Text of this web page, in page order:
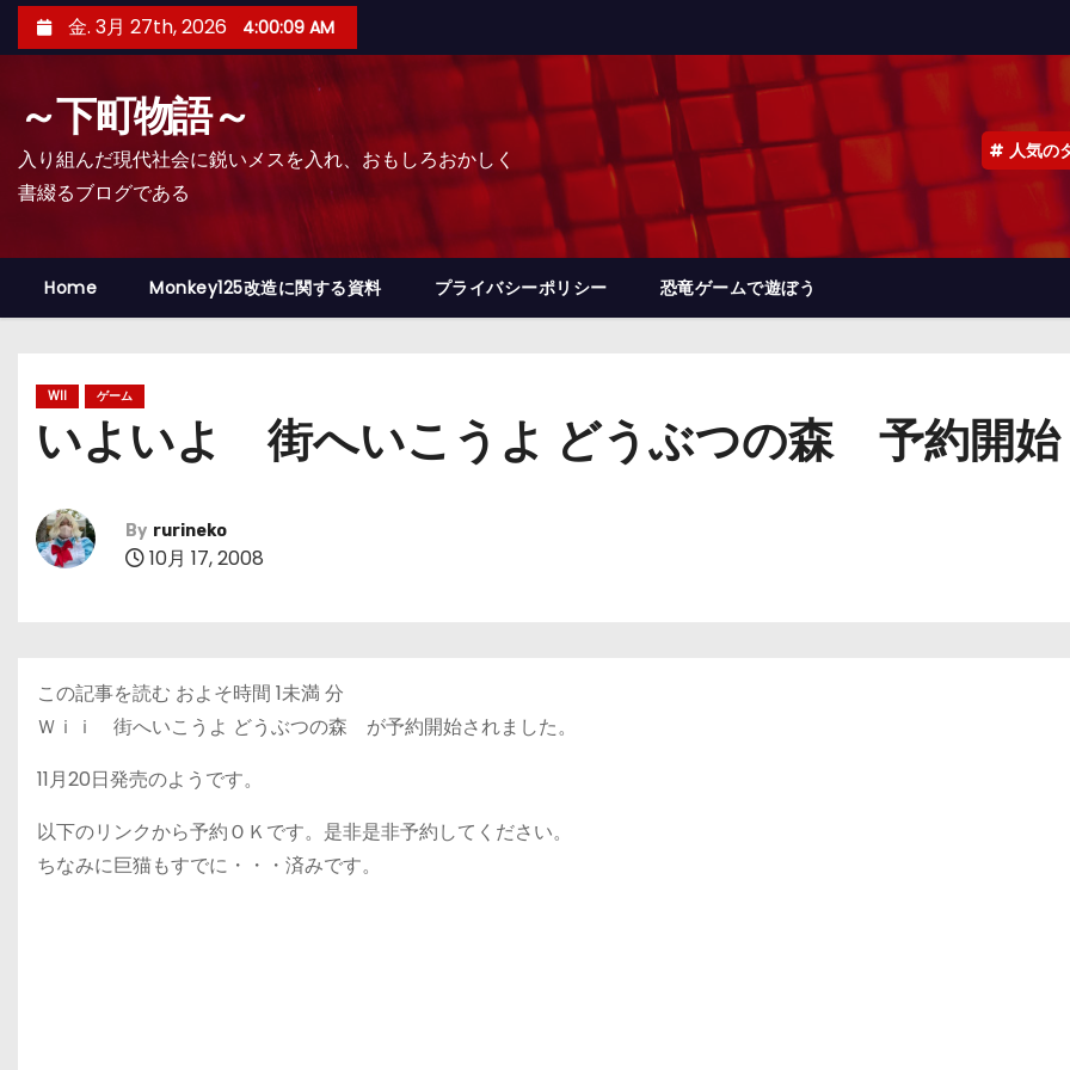
ン
プ
金. 3月 27th, 2026 4:00:10 AM
～下町物語～
入り組んだ現代社会に鋭いメスを入れ、おもしろおかしく
書綴るブログである
人気の
Home Monkey125改造に関する資料 プライバシーポリシー 恐竜ゲームで遊ぼう
WII ゲーム
いよいよ 街へいこうよ どうぶつの森 予約開始
By rurineko
10月 17, 2008
この記事を読む およそ時間 1未満 分
Ｗｉｉ 街へいこうよ どうぶつの森 が予約開始されました。
11月20日発売のようです。
以下のリンクから予約ＯＫです。是非是非予約してください。
ちなみに巨猫もすでに・・・済みです。